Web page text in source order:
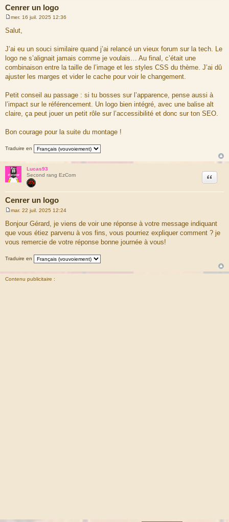
Cenrer un logo
e
s
a
g
e
mer. 16 juil. 2025 12:36
Salut,
J’ai eu un souci similaire quand j’ai relancé un vieux forum sur la tech. Le
logo ne s’alignait jamais comme je voulais… Au final, c’était une
combinaison entre la taille de l’image et les styles CSS du thème. J’ai dû
ajuster les marges et vider le cache pour voir le changement.
Petit conseil au passage : si tu bosses sur l’apparence, pense aussi à
l’impact sur le référencement. Un logo bien intégré, avec une balise alt
claire, ça peut jouer un petit rôle sur l’accessibilité et donc sur ton SEO.
Bon courage pour la suite du montage !
Traduire en
Lucas93
Second rang EzCom
Cenrer un logo
Citation
s
s
g
mar. 22 juil. 2025 12:24
Bonjour Gérard, je viens de voir une réponse à votre message indiquant
que vous étiez parvenu à vos fins, vous pourriez expliquer comment ? je
vous remercie de votre réponse bonne journée à vous!
Traduire en
Contenu publicitaire :